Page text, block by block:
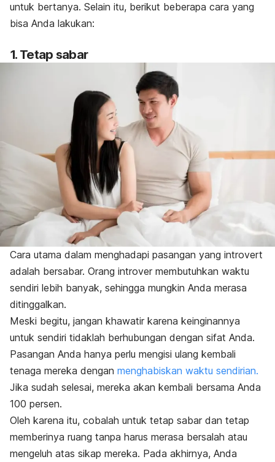
untuk bertanya. Selain itu, berikut beberapa cara yang
bisa Anda lakukan:
1. Tetap sabar
Cara utama dalam menghadapi pasangan yang introvert
adalah bersabar. Orang introver membutuhkan waktu
sendiri lebih banyak, sehingga mungkin Anda merasa
ditinggalkan.
Meski begitu, jangan khawatir karena keinginannya
untuk sendiri tidaklah berhubungan dengan sifat Anda.
Pasangan Anda hanya perlu mengisi ulang kembali
tenaga mereka dengan menghabiskan waktu sendirian.
Jika sudah selesai, mereka akan kembali bersama Anda
100 persen.
Oleh karena itu, cobalah untuk tetap sabar dan tetap
memberinya ruang tanpa harus merasa bersalah atau
mengeluh atas sikap mereka. Pada akhirnya, Anda